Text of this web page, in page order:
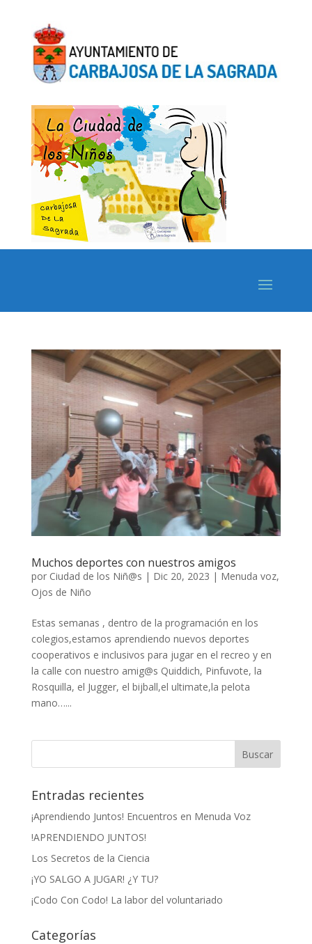
Muchos deportes con nuestros amigos
por Ciudad de los Niñ@s | Dic 20, 2023 | Menuda voz,
Ojos de Niño
Estas semanas , dentro de la programación en los
colegios,estamos aprendiendo nuevos deportes
cooperativos e inclusivos para jugar en el recreo y en
la calle con nuestro amig@s Quiddich, Pinfuvote, la
Rosquilla, el Jugger, el bijball,el ultimate,la pelota
mano…...
Entradas recientes
¡Aprendiendo Juntos! Encuentros en Menuda Voz
!APRENDIENDO JUNTOS!
Los Secretos de la Ciencia
¡YO SALGO A JUGAR! ¿Y TU?
¡Codo Con Codo! La labor del voluntariado
Categorías